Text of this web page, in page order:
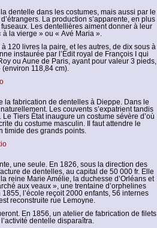
dentelle dans les costumes, mais aussi par le
La production s’apparente, en plus
Les dentellières aiment donner à leur
la vierge » ou « Avé Maria ».
120 livres la paire, et les autres, de dix sous à
instaurée par l’Édit royal de François I qui
ou Aune de Paris, ayant pour valeur 3 pieds,
118,84 cm).
la fabrication de dentelles à Dieppe. Dans le
Les couvents s’expatrient tandis
Tiers État inaugure un costume sévère d’où
du costume masculin. Il faut attendre le
timide des grands points.
une seule. En 1826, sous la direction des
de dentelles, au capital de 50 000 fr. Elle
reine Marie Amélie, la duchesse d’Orléans et
aux veaux », une trentaine d’orphelines
l’école reçoit 2000 enfants, 56 internes
reconstruite rue Lemoyne.
En 1856, un atelier de fabrication de filets
dentelle disparaîtra.